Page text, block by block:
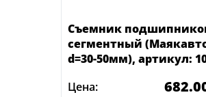
Съемник
сегментный
d=30-50мм), артикул:
Цена: